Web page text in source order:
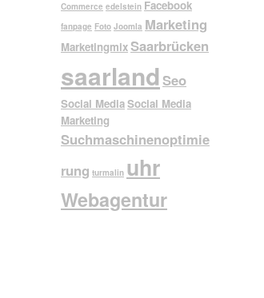
Commerce edelstein Facebook
fanpage Foto Joomla Marketing
MarketingmixSaarbrücken
saarland Seo
Social MediaSocial Media
Marketing
Suchmaschinenoptimie
rung turmalin uhr
Webagentur